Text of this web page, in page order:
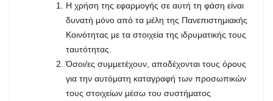
Η χρήση της εφαρμογής σε αυτή τη φάση είναι
δυνατή μόνο από τα μέλη της Πανεπιστημιακής
Κοινότητας με τα στοιχεία της ιδρυματικής τους
ταυτότητας.
Όσοι/ες συμμετέχουν, αποδέχονται τους όρους
για την αυτόματη καταγραφή των προσωπικών
τους στοιχείων μέσω του συστήματος